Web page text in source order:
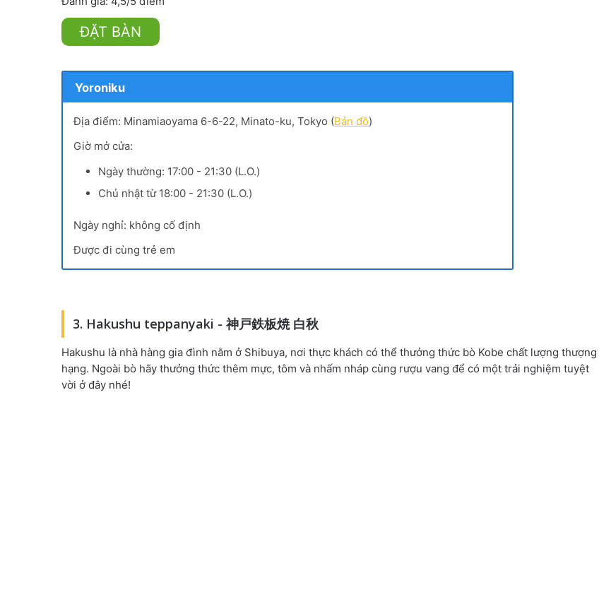
ĐẶT BÀN
Yoroniku
Địa điểm: Minamiaoyama 6-6-22, Minato-ku, Tokyo (Bản đồ)
Giờ mở cửa:
Ngày thường: 17:00 - 21:30 (L.O.)
Chủ nhật từ 18:00 - 21:30 (L.O.)
Ngày nghỉ: không cố định
Được đi cùng trẻ em
3. Hakushu teppanyaki - 神戸鉄板焼 白秋
Hakushu là nhà hàng gia đình nằm ở Shibuya, nơi thực khách có thể thưởng thức bò Kobe chất lượng thượng
hạng. Ngoài bò hãy thưởng thức thêm mực, tôm và nhấm nháp cùng rượu vang để có một trải nghiệm tuyệt
vời ở đây nhé!